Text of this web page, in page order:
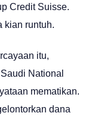
Credit Suisse.
kian runtuh.
itu,
National
mematikan.
dana